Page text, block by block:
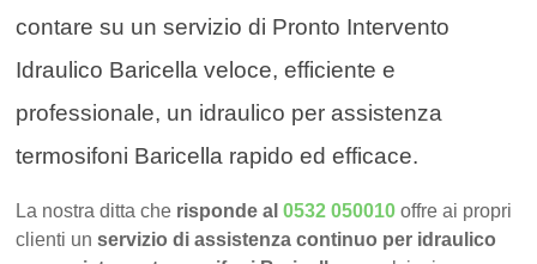
contare su un servizio di Pronto Intervento
Idraulico Baricella veloce, efficiente e
professionale, un idraulico per assistenza
termosifoni Baricella rapido ed efficace.
La nostra ditta che risponde al0532 050010 offre ai propri
clienti unservizio di assistenza continuo per idraulico